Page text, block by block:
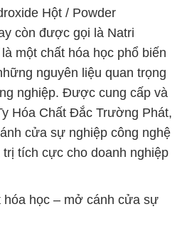
Hột / Powder
còn được gọi là Natri
một chất hóa học phổ biến
nguyên liệu quan trọng
nghiệp. Được cung cấp và
Hóa Chất Đắc Trường Phát,
cửa sự nghiệp công nghệ
tích cực cho doanh nghiệp
hóa học – mở cánh cửa sự